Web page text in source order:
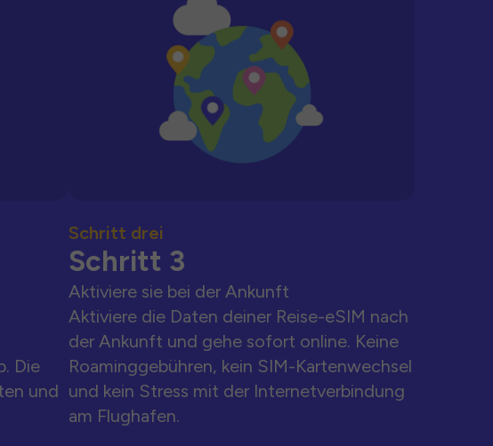
Die
und
Schritt drei
Schritt 3
Aktiviere sie bei der Ankunft
Aktiviere die Daten deiner Reise-eSIM nach
der Ankunft und gehe sofort online. Keine
Roaminggebühren, kein SIM-Kartenwechsel
und kein Stress mit der Internetverbindung
am Flughafen.